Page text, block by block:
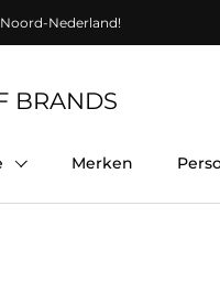
Nederland!
BRANDS
Merken